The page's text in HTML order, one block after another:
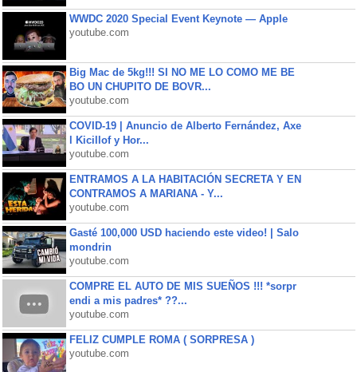
WWDC 2020 Special Event Keynote — Apple
youtube.com
Big Mac de 5kg!!! SI NO ME LO COMO ME BE
BO UN CHUPITO DE BOVR...
youtube.com
COVID-19 | Anuncio de Alberto Fernández, Axe
l Kicillof y Hor...
youtube.com
ENTRAMOS A LA HABITACIÓN SECRETA Y EN
CONTRAMOS A MARIANA - Y...
youtube.com
Gasté 100,000 USD haciendo este video! | Salo
mondrin
youtube.com
COMPRE EL AUTO DE MIS SUEÑOS !!! *sorpr
endi a mis padres* ??...
youtube.com
FELIZ CUMPLE ROMA ( SORPRESA )
youtube.com